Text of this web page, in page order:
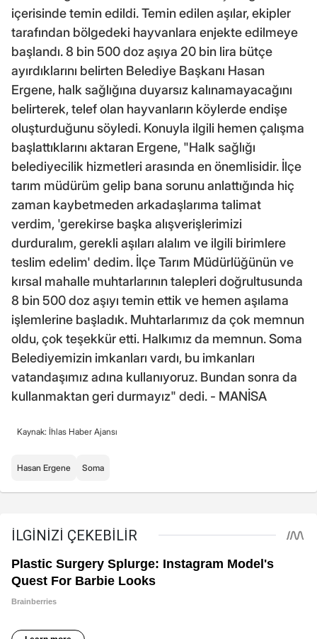
içerisinde temin edildi. Temin edilen aşılar, ekipler
tarafından bölgedeki hayvanlara enjekte edilmeye
başlandı. 8 bin 500 doz aşıya 20 bin lira bütçe
ayırdıklarını belirten Belediye Başkanı Hasan
Ergene, halk sağlığına duyarsız kalınamayacağını
belirterek, telef olan hayvanların köylerde endişe
oluşturduğunu söyledi. Konuyla ilgili hemen çalışma
başlattıklarını aktaran Ergene, "Halk sağlığı
belediyecilik hizmetleri arasında en önemlisidir. İlçe
tarım müdürüm gelip bana sorunu anlattığında hiç
zaman kaybetmeden arkadaşlarıma talimat
verdim, 'gerekirse başka alışverişlerimizi
durduralım, gerekli aşıları alalım ve ilgili birimlere
teslim edelim' dedim. İlçe Tarım Müdürlüğünün ve
kırsal mahalle muhtarlarının talepleri doğrultusunda
8 bin 500 doz aşıyı temin ettik ve hemen aşılama
işlemlerine başladık. Muhtarlarımız da çok memnun
oldu, çok teşekkür etti. Halkımız da memnun. Soma
Belediyemizin imkanları vardı, bu imkanları
vatandaşımız adına kullanıyoruz. Bundan sonra da
kullanmaktan geri durmayız" dedi. - MANİSA
Kaynak: İhlas Haber Ajansı
Hasan Ergene Soma